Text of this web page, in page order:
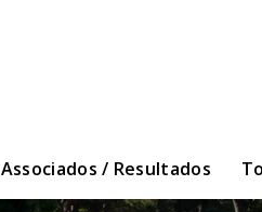
Associados / Resultados